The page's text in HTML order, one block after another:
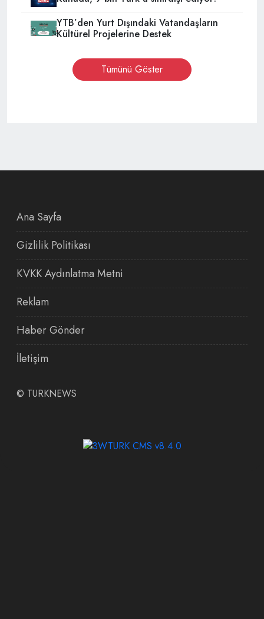
YTB’den Yurt Dışındaki Vatandaşların
Kültürel Projelerine Destek
Tümünü Göster
Ana Sayfa
Gizlilik Politikası
KVKK Aydınlatma Metni
Reklam
Haber Gönder
İletişim
© TURKNEWS